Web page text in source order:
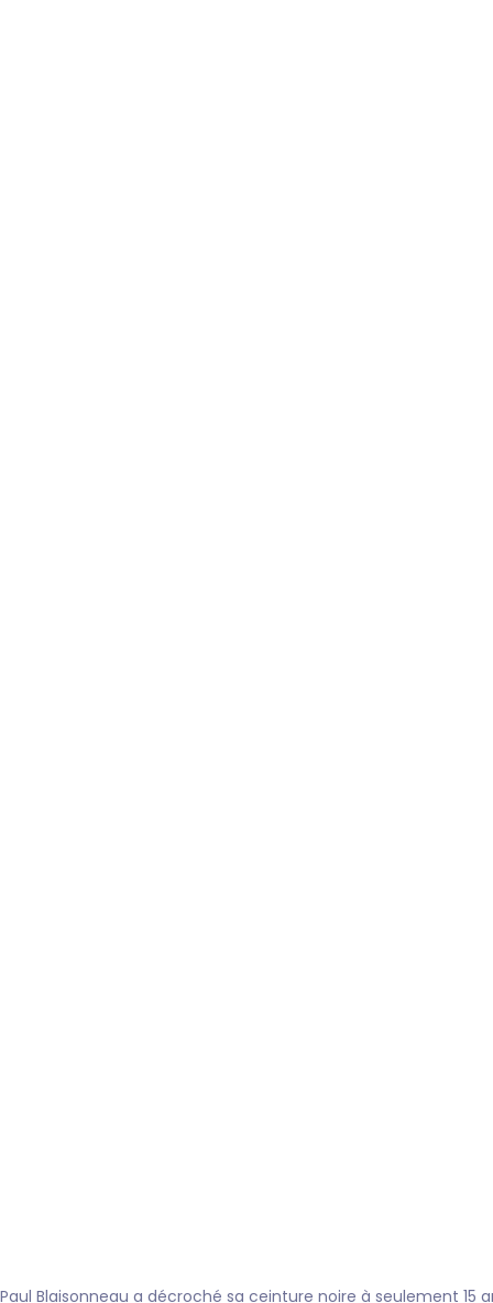
Paul Blaisonneau a décroché sa ceinture noire à seulement